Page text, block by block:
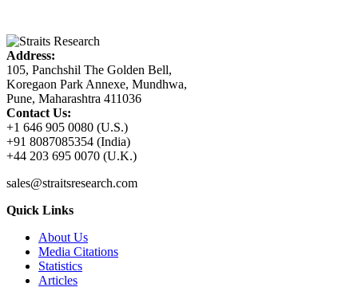
Address:
105, Panchshil The Golden Bell,
Koregaon Park Annexe, Mundhwa,
Pune, Maharashtra 411036
Contact Us:
+1 646 905 0080 (U.S.)
+91 8087085354 (India)
+44 203 695 0070 (U.K.)
sales@straitsresearch.com
Quick Links
About Us
Media Citations
Statistics
Articles